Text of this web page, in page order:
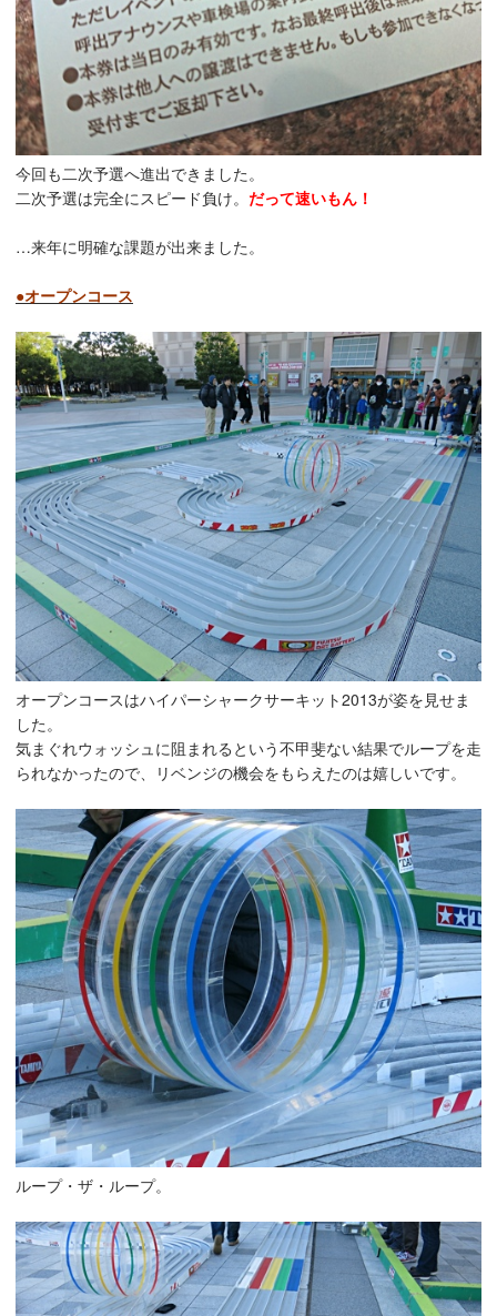
今回も二次予選へ進出できました。
二次予選は完全にスピード負け。 だって速いもん！
…来年に明確な課題が出来ました。
●オープンコース
オープンコースはハイパーシャークサーキット2013が姿を見せま
した。
気まぐれウォッシュに阻まれるという不甲斐ない結果でループを走
られなかったので、リベンジの機会をもらえたのは嬉しいです。
ループ・ザ・ループ。